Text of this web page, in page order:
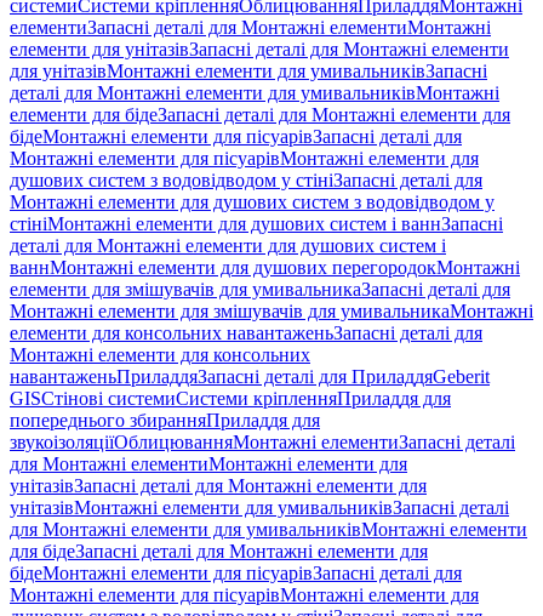
системиСистеми кріпленняОблицюванняПриладдяМонтажні
елементиЗапасні деталі для Монтажні елементиМонтажні
елементи для унітазівЗапасні деталі для Монтажні елементи
для унітазівМонтажні елементи для умивальниківЗапасні
деталі для Монтажні елементи для умивальниківМонтажні
елементи для бідеЗапасні деталі для Монтажні елементи для
бідеМонтажні елементи для пісуарівЗапасні деталі для
Монтажні елементи для пісуарівМонтажні елементи для
душових систем з водовідводом у стініЗапасні деталі для
Монтажні елементи для душових систем з водовідводом у
стініМонтажні елементи для душових систем і ваннЗапасні
деталі для Монтажні елементи для душових систем і
ваннМонтажні елементи для душових перегородокМонтажні
елементи для змішувачів для умивальникаЗапасні деталі для
Монтажні елементи для змішувачів для умивальникаМонтажні
елементи для консольних навантаженьЗапасні деталі для
Монтажні елементи для консольних
навантаженьПриладдяЗапасні деталі для ПриладдяGeberit
GISСтінові системиСистеми кріпленняПриладдя для
попереднього збиранняПриладдя для
звукоізоляціїОблицюванняМонтажні елементиЗапасні деталі
для Монтажні елементиМонтажні елементи для
унітазівЗапасні деталі для Монтажні елементи для
унітазівМонтажні елементи для умивальниківЗапасні деталі
для Монтажні елементи для умивальниківМонтажні елементи
для бідеЗапасні деталі для Монтажні елементи для
бідеМонтажні елементи для пісуарівЗапасні деталі для
Монтажні елементи для пісуарівМонтажні елементи для